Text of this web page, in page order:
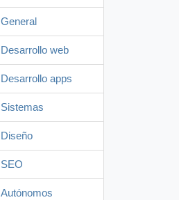
General
Desarrollo web
Desarrollo apps
Sistemas
Diseño
SEO
Autónomos